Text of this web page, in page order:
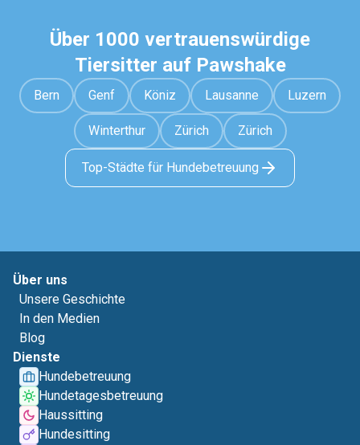
Über 1000 vertrauenswürdige
Tiersitter auf Pawshake
Bern Genf Köniz Lausanne Luzern
Winterthur Zürich Zürich
Top-Städte für Hundebetreuung
Über uns
Unsere Geschichte
In den Medien
Blog
Dienste
Hundebetreuung
Hundetagesbetreuung
Haussitting
Hundesitting